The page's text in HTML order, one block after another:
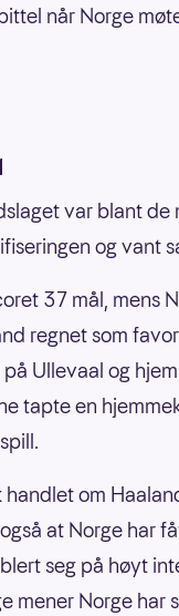
når Norge
var blant
og vant
37 mål, mens
regnet som
Ullevaal og
tapte en
handlet om
at Norge har
seg på høyt
mener Norge har